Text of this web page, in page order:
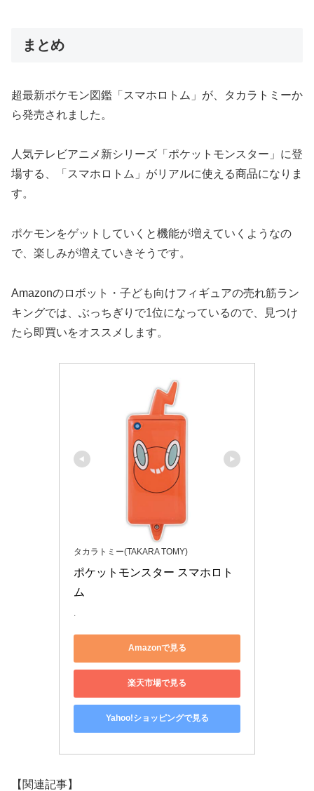
まとめ
超最新ポケモン図鑑「スマホロトム」が、タカラトミーか
ら発売されました。
人気テレビアニメ新シリーズ「ポケットモンスター」に登
場する、「スマホロトム」がリアルに使える商品になりま
す。
ポケモンをゲットしていくと機能が増えていくようなの
で、楽しみが増えていきそうです。
Amazonのロボット・子ども向けフィギュアの売れ筋ラン
キングでは、ぶっちぎりで1位になっているので、見つけ
たら即買いをオススメします。
タカラトミー(TAKARA TOMY)
ポケットモンスター スマホロト
ム
Amazonで見る
楽天市場で見る
Yahoo!ショッピングで見る
【関連記事】